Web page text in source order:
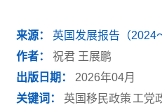
来源：
英国发展报告（2024
作者：
祝君 王展鹏
出版日期：
2026年04月
关键词：
英国移民政策 工党